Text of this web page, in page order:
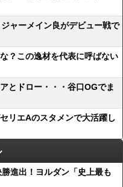
ャーメイン良がデビュー戦で
？この逸材を代表に呼ばない
とドロー・・・谷口OGでま
リエAのスタメンで大活躍し
進出！ヨルダン「史上最も